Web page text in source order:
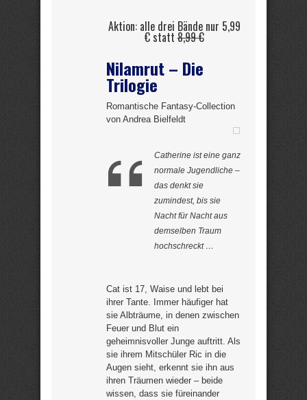
Aktion: alle drei Bände nur 5,99
€ statt8,99 €
Nilamrut – Die
Trilogie
Romantische Fantasy-Collection
von Andrea Bielfeldt
Catherine ist eine ganz
normale Jugendliche –
das denkt sie
zumindest, bis sie
Nacht für Nacht aus
demselben Traum
hochschreckt …
Cat ist 17, Waise und lebt bei
ihrer Tante. Immer häufiger hat
sie Albträume, in denen zwischen
Feuer und Blut ein
geheimnisvoller Junge auftritt. Als
sie ihrem Mitschüler Ric in die
Augen sieht, erkennt sie ihn aus
ihren Träumen wieder – beide
wissen, dass sie füreinander